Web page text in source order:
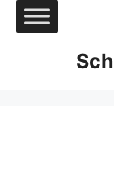
Zum
Inhalt